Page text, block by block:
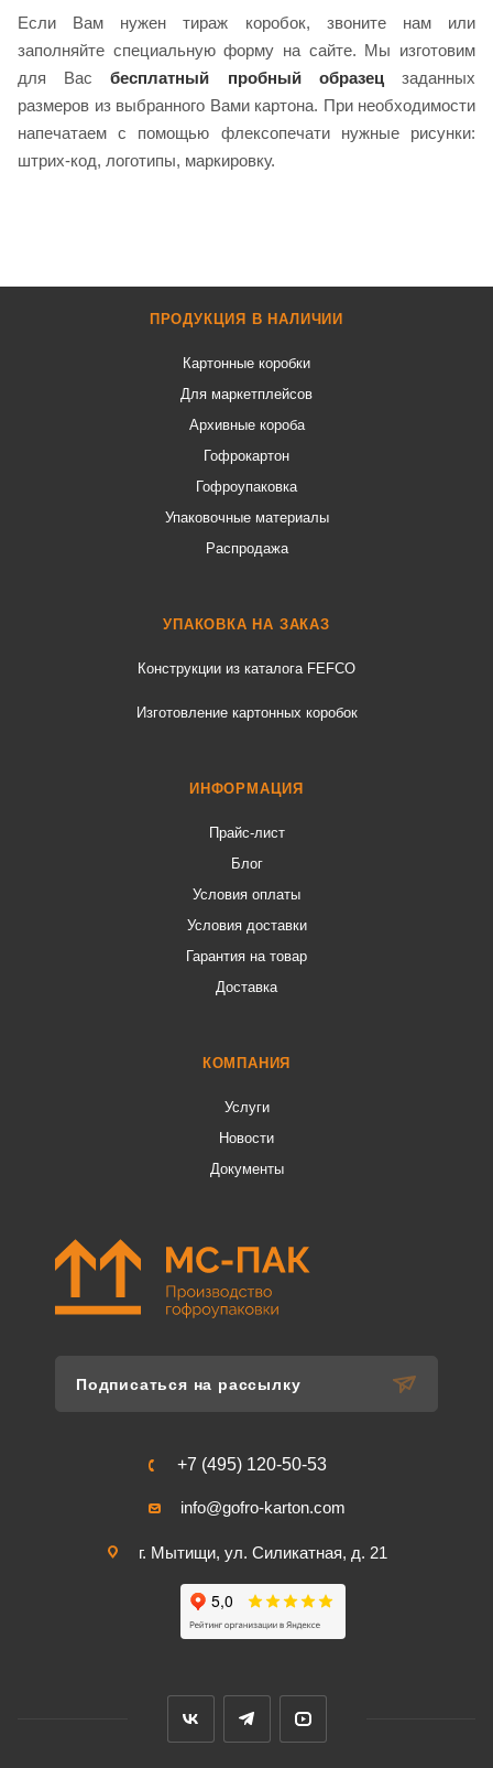
Если Вам нужен тираж коробок, звоните нам или
заполняйте специальную форму на сайте. Мы изготовим
для Васбесплатный пробный образецзаданных
размеров из выбранного Вами картона. При необходимости
напечатаем с помощью флексопечати нужные рисунки:
штрих-код, логотипы, маркировку.
ПРОДУКЦИЯ В НАЛИЧИИ
Картонные коробки
Для маркетплейсов
Архивные короба
Гофрокартон
Гофроупаковка
Упаковочные материалы
Распродажа
УПАКОВКА НА ЗАКАЗ
Конструкции из каталога FEFCO
Изготовление картонных коробок
ИНФОРМАЦИЯ
Прайс-лист
Блог
Условия оплаты
Условия доставки
Гарантия на товар
Доставка
КОМПАНИЯ
Услуги
Новости
Документы
Подписаться на рассылку
+7 (495) 120-50-53
info@gofro-karton.com
г. Мытищи, ул. Силикатная, д. 21